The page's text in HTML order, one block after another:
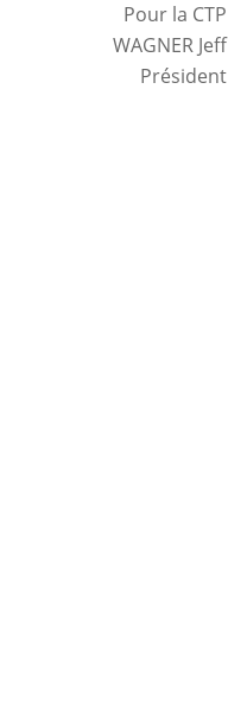
Pour la CTP
WAGNER Jeff
Président